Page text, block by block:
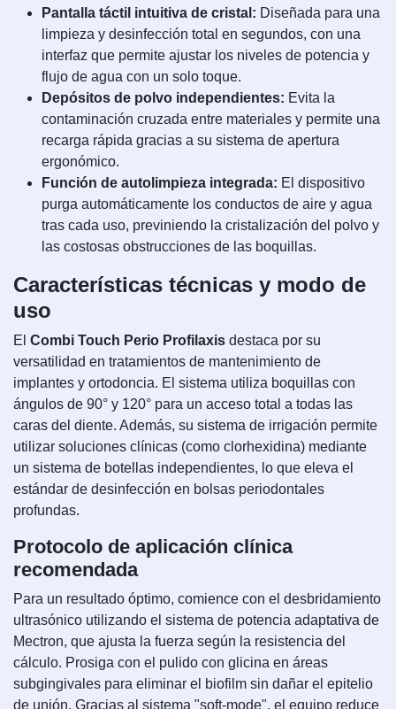
Pantalla táctil intuitiva de cristal: Diseñada para una
limpieza y desinfección total en segundos, con una
interfaz que permite ajustar los niveles de potencia y
flujo de agua con un solo toque.
Depósitos de polvo independientes: Evita la
contaminación cruzada entre materiales y permite una
recarga rápida gracias a su sistema de apertura
ergonómico.
Función de autolimpieza integrada: El dispositivo
purga automáticamente los conductos de aire y agua
tras cada uso, previniendo la cristalización del polvo y
las costosas obstrucciones de las boquillas.
Características técnicas y modo de
uso
El Combi Touch Perio Profilaxis destaca por su
versatilidad en tratamientos de mantenimiento de
implantes y ortodoncia. El sistema utiliza boquillas con
ángulos de 90° y 120° para un acceso total a todas las
caras del diente. Además, su sistema de irrigación permite
utilizar soluciones clínicas (como clorhexidina) mediante
un sistema de botellas independientes, lo que eleva el
estándar de desinfección en bolsas periodontales
profundas.
Protocolo de aplicación clínica
recomendada
Para un resultado óptimo, comience con el desbridamiento
ultrasónico utilizando el sistema de potencia adaptativa de
Mectron, que ajusta la fuerza según la resistencia del
cálculo. Prosiga con el pulido con glicina en áreas
subgingivales para eliminar el biofilm sin dañar el epitelio
de unión. Gracias al sistema "soft-mode", el equipo reduce